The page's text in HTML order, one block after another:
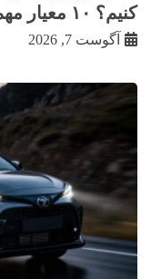
کنیم؟ ۱۰ معیار مهم
آگوست 7, 2026